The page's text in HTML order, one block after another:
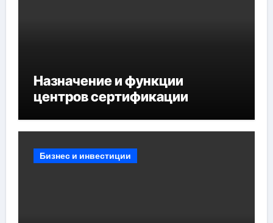
Назначение и функции
центров сертификации
Бизнес и инвестиции